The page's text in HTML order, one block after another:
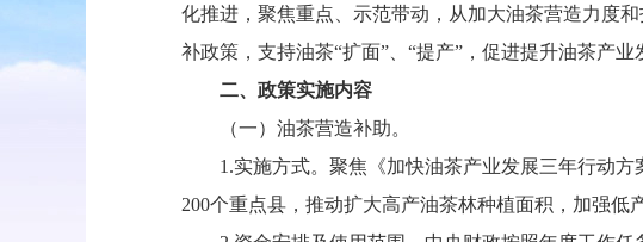
化推进，聚焦重点、示范带动，从加大油茶营造力度
补政策，支持油茶“扩面”、“提产”，促进提升油茶产
二、政策实施内容
（一）油茶营造补助。
1.实施方式。聚焦《加快油茶产业发展三年行动
200个重点县，推动扩大高产油茶林种植面积，加强低